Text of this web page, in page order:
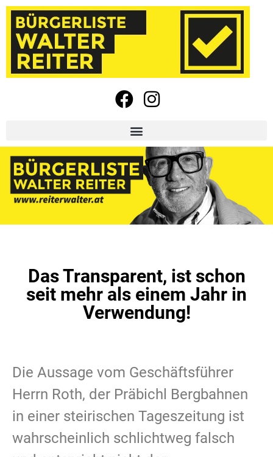
Das Transparent, ist schon
seit mehr als einem Jahr in
Verwendung!
Die Aussage vom Geschäftsführer
Herrn Roth, der Präbichl Bergbahnen
in einer steirischen Tageszeitung ist
wahrscheinlich schlichtweg falsch